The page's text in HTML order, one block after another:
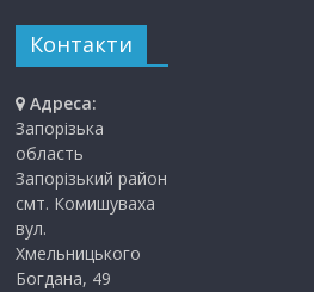
Контакти
Адреса:
Запорізька
область
Запорізький район
смт. Комишуваха
вул.
Хмельницького
Богдана, 49